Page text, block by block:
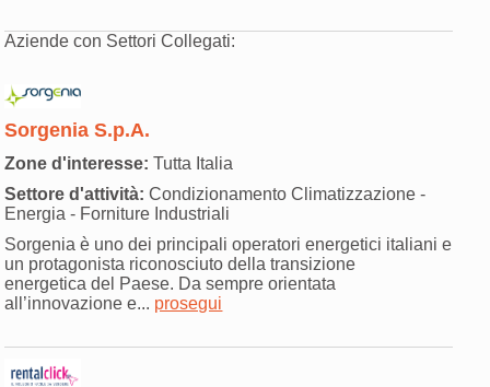
Aziende con Settori Collegati:
Sorgenia S.p.A.
Zone d'interesse: Tutta Italia
Settore d'attività: Condizionamento Climatizzazione -
Energia - Forniture Industriali
Sorgenia è uno dei principali operatori energetici italiani e
un protagonista riconosciuto della transizione
energetica del Paese. Da sempre orientata
all’innovazione e... prosegui